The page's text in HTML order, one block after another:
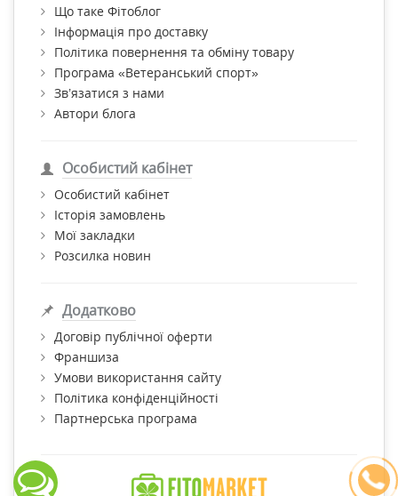
Що таке Фітоблог
Інформація про доставку
Політика повернення та обміну товару
Програма «Ветеранський спорт»
Зв’язатися з нами
Автори блога
Особистий кабінет
Особистий кабінет
Історія замовлень
Мої закладки
Розсилка новин
Додатково
Договір публічної оферти
Франшиза
Умови використання сайту
Політика конфіденційності
Партнерська програма